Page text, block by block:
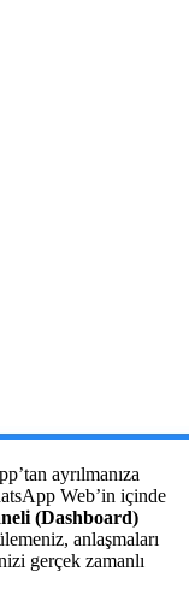
ayrılmanıza
Web’in içinde
(Dashboard)
anlaşmaları
gerçek zamanlı